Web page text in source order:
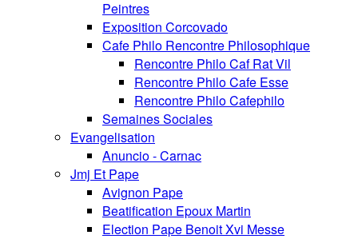
Peintres
Exposition Corcovado
Cafe Philo Rencontre Philosophique
Rencontre Philo Caf Rat Vil
Rencontre Philo Cafe Esse
Rencontre Philo Cafephilo
Semaines Sociales
Evangelisation
Anuncio - Carnac
Jmj Et Pape
Avignon Pape
Beatification Epoux Martin
Election Pape Benoit Xvi Messe